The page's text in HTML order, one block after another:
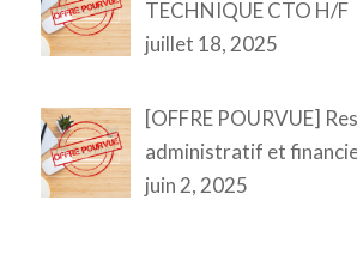
TECHNIQUE CTO H/F
juillet 18, 2025
[OFFRE POURVUE]
administratif et
juin 2, 2025